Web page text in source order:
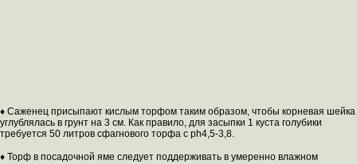
♦ Саженец присыпают кислым торфом таким образом, чтобы корневая шейка
углублялась в грунт на 3 см. Как правило, для засыпки 1 куста голубики
требуется 50 литров сфагнового торфа с ph4,5-3,8.
♦ Торф в посадочной яме следует поддерживать в умеренно влажном